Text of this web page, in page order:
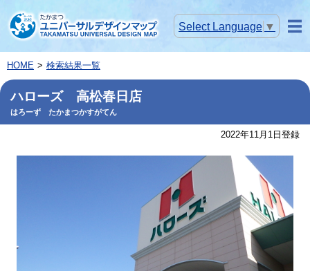
Select Language ▼
HOME 検索結果一覧
ハローズ 高松春日店
はろーず たかまつかすがてん
2022年11月1日登録